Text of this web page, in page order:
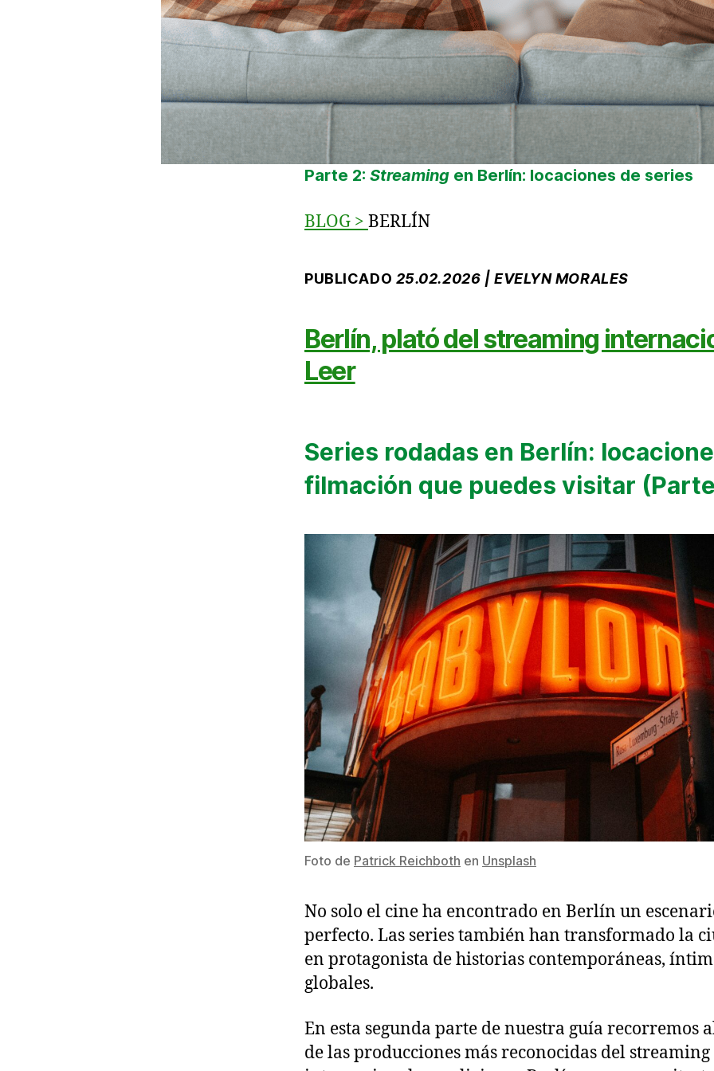
Parte 2: Streaming en Berlín: locaciones de series
BLOG > BERLÍN
PUBLICADO 25.02.2026 | EVELYN MORALES
Berlín, plató del streaming
Leer
Series rodadas en Berlín:
filmación que puedes visitar
Foto de Patrick Reichboth en Unsplash
No solo el cine ha encontrado en Berlín un
perfecto. Las series también han transformado la
en protagonista de historias contemporáneas,
globales.
En esta segunda parte de nuestra guía recorremos
de las producciones más reconocidas del streaming